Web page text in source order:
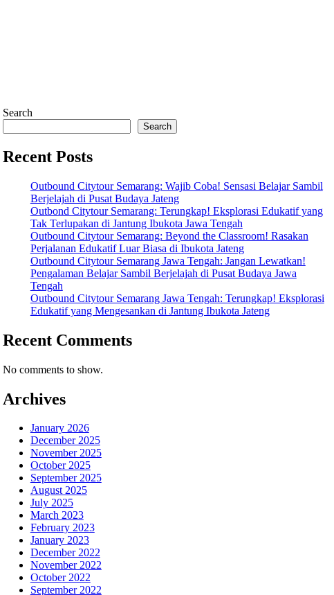
Search
Search
Recent Posts
Outbound Citytour Semarang: Wajib Coba! Sensasi Belajar Sambil
Berjelajah di Pusat Budaya Jateng
Outbond Citytour Semarang: Terungkap! Eksplorasi Edukatif yang
Tak Terlupakan di Jantung Ibukota Jawa Tengah
Outbound Citytour Semarang: Beyond the Classroom! Rasakan
Perjalanan Edukatif Luar Biasa di Ibukota Jateng
Outbound Citytour Semarang Jawa Tengah: Jangan Lewatkan!
Pengalaman Belajar Sambil Berjelajah di Pusat Budaya Jawa
Tengah
Outbound Citytour Semarang Jawa Tengah: Terungkap! Eksplorasi
Edukatif yang Mengesankan di Jantung Ibukota Jateng
Recent Comments
No comments to show.
Archives
January 2026
December 2025
November 2025
October 2025
September 2025
August 2025
July 2025
March 2023
February 2023
January 2023
December 2022
November 2022
October 2022
September 2022